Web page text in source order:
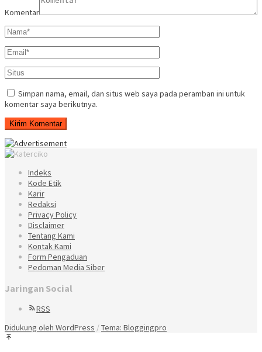
Komentar
Simpan nama, email, dan situs web saya pada peramban ini untuk
komentar saya berikutnya.
Indeks
Kode Etik
Karir
Redaksi
Privacy Policy
Disclaimer
Tentang Kami
Kontak Kami
Form Pengaduan
Pedoman Media Siber
Jaringan Social
RSS
Didukung oleh WordPress /Tema: Bloggingpro